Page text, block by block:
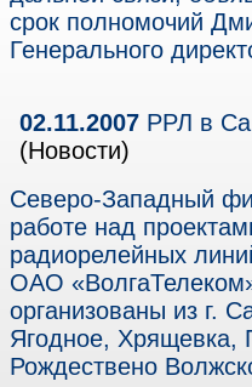
срок полномочий
Генерального
02.11.2007 РРЛ в
(Новости)
Северо-Западный
работе над
радиорелейных
ОАО
организованы из г.
Ягодное, Хрящевка,
Рождествено